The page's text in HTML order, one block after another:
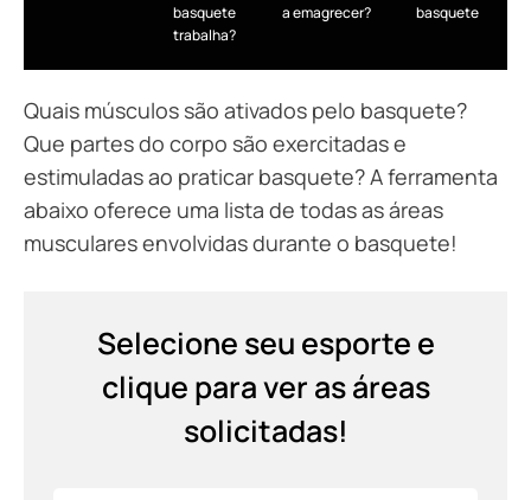
basquete
trabalha?
a emagrecer?
basquete
Quais músculos são ativados pelo basquete?
Que partes do corpo são exercitadas e
estimuladas ao praticar basquete? A ferramenta
abaixo oferece uma lista de todas as áreas
musculares envolvidas durante o basquete!
Selecione seu esporte e
clique para ver as áreas
solicitadas!